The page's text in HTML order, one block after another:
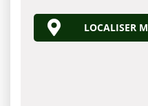
LOCALISER